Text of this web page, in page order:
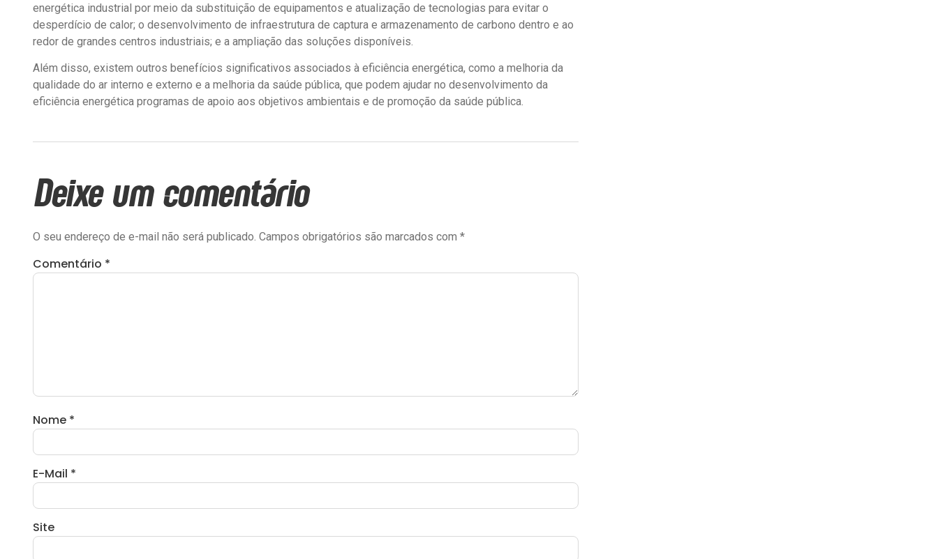
energética industrial por meio da substituição de equipamentos e atualização de tecnologias para evitar o
desperdício de calor; o desenvolvimento de infraestrutura de captura e armazenamento de carbono dentro e ao
redor de grandes centros industriais; e a ampliação das soluções disponíveis.
Além disso, existem outros benefícios significativos associados à eficiência energética, como a melhoria da
qualidade do ar interno e externo e a melhoria da saúde pública, que podem ajudar no desenvolvimento da
eficiência energética programas de apoio aos objetivos ambientais e de promoção da saúde pública.
Deixe um comentário
O seu endereço de e-mail não será publicado. Campos obrigatórios são marcados com *
Comentário *
Nome *
E-Mail *
Site